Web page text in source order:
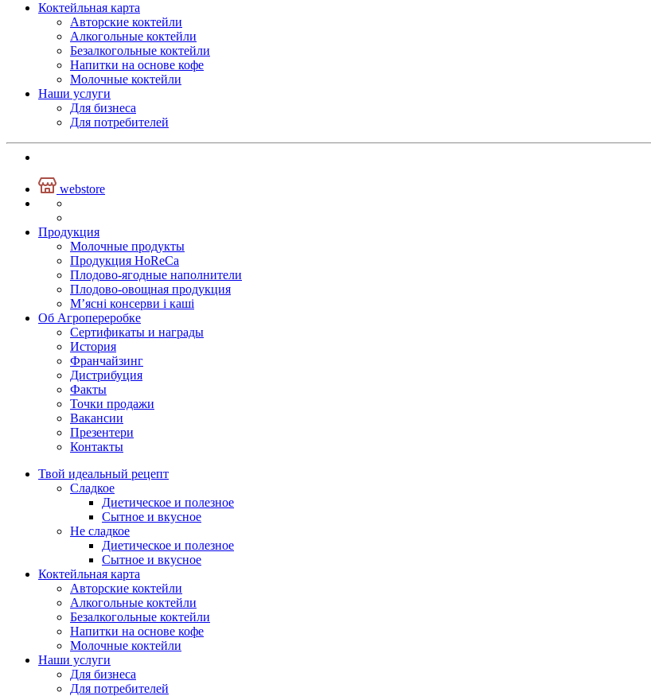
Коктейльная карта
Авторские коктейли
Алкогольные коктейли
Безалкогольные коктейли
Напитки на основе кофе
Молочные коктейли
Наши услуги
Для бизнеса
Для потребителей
webstore
Продукция
Mолочные продукты
Продукция HoReCa
Плодово-ягодные наполнители
Плодово-овощная продукция
М’ясні консерви і каші
Об Агропереробке
Сертификаты и награды
История
Франчайзинг
Дистрибуция
Факты
Точки продажи
Вакансии
Презентери
Контакты
Твой идеальный рецепт
Сладкое
Диетическое и полезное
Сытное и вкусное
Не сладкое
Диетическое и полезное
Сытное и вкусное
Коктейльная карта
Авторские коктейли
Алкогольные коктейли
Безалкогольные коктейли
Напитки на основе кофе
Молочные коктейли
Наши услуги
Для бизнеса
Для потребителей